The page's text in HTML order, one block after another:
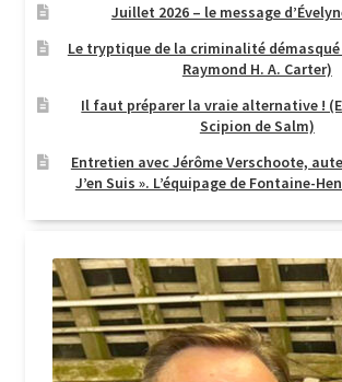
Juillet 2026 – le message
Le tryptique de la criminalité
Raymond H. A. Carter)
Il faut préparer la vraie alternative !
Scipion de Salm)
Entretien avec Jérôme Verschoote,
J’en Suis ». L’équipage de Fontaine-